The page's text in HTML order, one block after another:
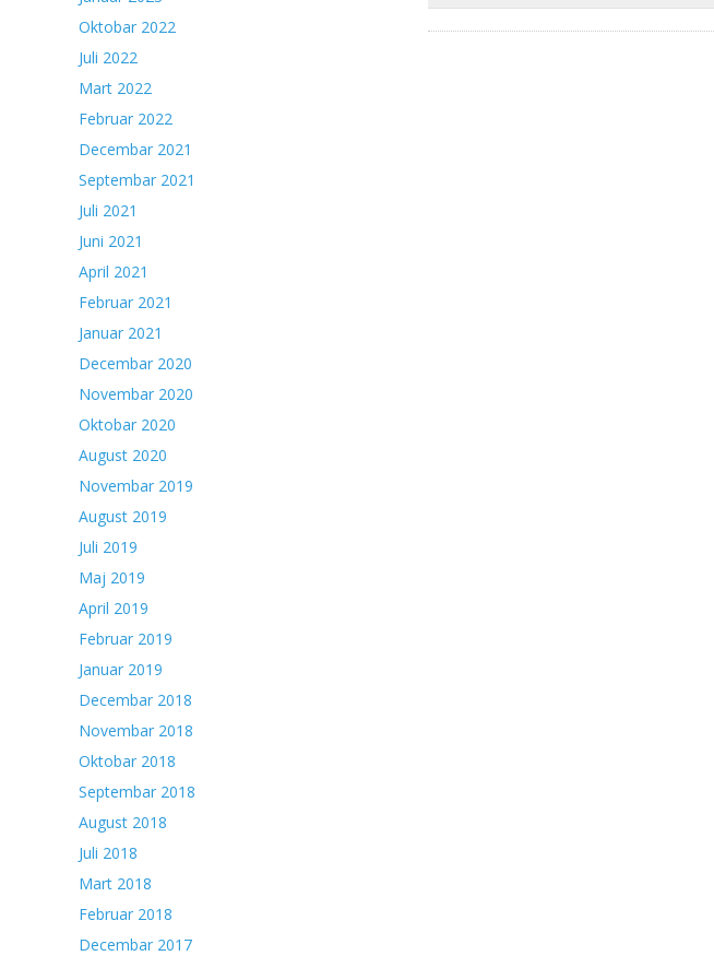
Oktobar 2022
Juli 2022
Mart 2022
Februar 2022
Decembar 2021
Septembar 2021
Juli 2021
Juni 2021
April 2021
Februar 2021
Januar 2021
Decembar 2020
Novembar 2020
Oktobar 2020
August 2020
Novembar 2019
August 2019
Juli 2019
Maj 2019
April 2019
Februar 2019
Januar 2019
Decembar 2018
Novembar 2018
Oktobar 2018
Septembar 2018
August 2018
Juli 2018
Mart 2018
Februar 2018
Decembar 2017